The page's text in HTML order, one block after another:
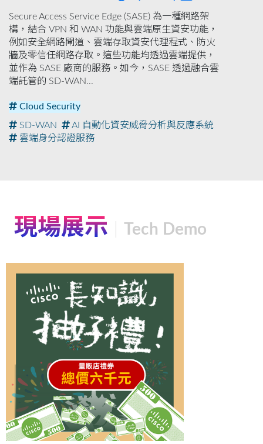
Secure Access Service Edge (SASE) 為一種網路架
構，結合 VPN 和 WAN 功能與雲端原生資安功能，
例如安全網路閘道、雲端存取資安代理程式、防火
牆及零信任網路存取。這些功能均透過雲端提供，
並作為 SASE 廠商的服務。如今，SASE 透過融合雲
端託管的 SD-WAN...
Cloud Security
SD-WAN
AI 自動化資安威脅分析與反應系統
雲端身分認證服務
現場展示 Tech Demo